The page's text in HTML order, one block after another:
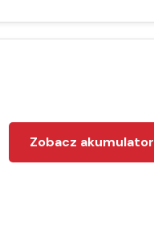
Zobacz akumulator